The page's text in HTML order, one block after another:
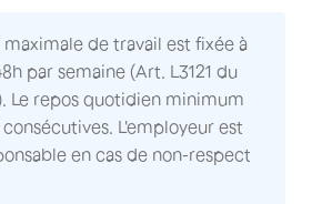
maximale de travail est fixée à
par semaine (Art. L3121 du
Le repos quotidien minimum
consécutives. L'employeur est
en cas de non-respect